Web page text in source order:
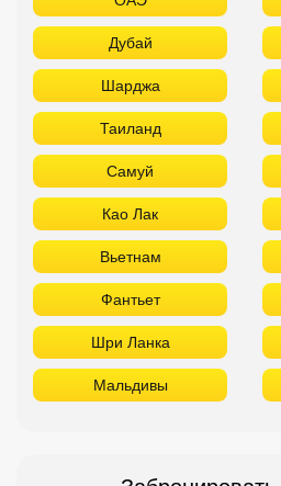
Хургада
ОАЭ
Дубай
Шарджа
Таиланд
Самуй
Као Лак
Вьетнам
Фантьет
Шри Ланка